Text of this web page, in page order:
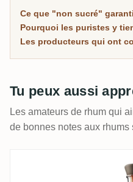
connaisseurs qui croît le
ici est classée d'après
Ce que "non sucré"
Pourquoi les puristes y
Les producteurs qui ont
Tu peux aussi
Les amateurs de rhum qui
de bonnes notes aux rhums
Famille Ricci Ten